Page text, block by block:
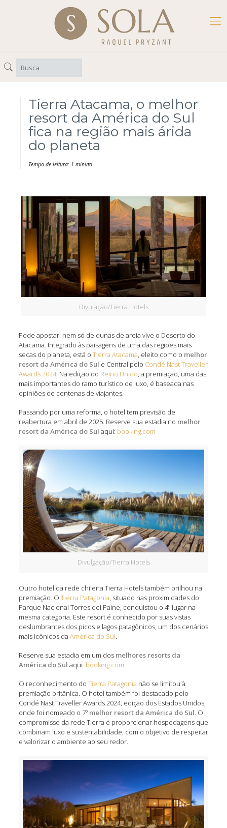
Tierra Atacama, o melhor
resort da América do Sul
fica na região mais árida
do planeta
Tempo de leitura: 1 minuto
Divulação/Tierra Hotels
Pode apostar: nem só de dunas de areia vive o Deserto do
Atacama. Integrado às paisagens de uma das regiões mais
secas do planeta, está o Tierra Atacama, eleito como o melhor
resort da América do Sul e Central pelo Condé Nast Traveller
Awards 2024. Na edição do Reino Unido, a premiação, uma das
mais importantes do ramo turístico de luxo, é baseada nas
opiniões de centenas de viajantes.
Passando por uma reforma, o hotel tem previsão de
reabertura em abril de 2025. Reserve sua estadia no melhor
resort da América do Sul aqui: booking.com
Divulgação/Tierra Hotels
Outro hotel da rede chilena Tierra Hotels também brilhou na
premiação. O Tierra Patagonia, situado nas proximidades do
Parque Nacional Torres del Paine, conquistou o 4º lugar na
mesma categoria. Este resort é conhecido por suas vistas
deslumbrantes dos picos e lagos patagônicos, um dos cenários
mais icônicos da América do Sul.
Reserve sua estadia em um dos melhores resorts da
América do Sul aqui: booking.com
O reconhecimento do Tierra Patagonia não se limitou à
premiação britânica. O hotel também foi destacado pelo
Condé Nast Traveller Awards 2024, edição dos Estados Unidos,
onde foi nomeado o 7º melhor resort da América do Sul. O
compromisso da rede Tierra é proporcionar hospedagens que
combinam luxo e sustentabilidade, com o objetivo de respeitar
e valorizar o ambiente ao seu redor.